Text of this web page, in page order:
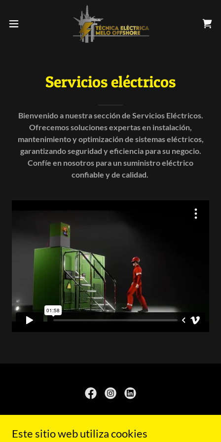
Servicios eléctricos
Bienvenido a nuestra sección de Servicios Eléctricos.
Ofrecemos soluciones expertas en instalación,
mantenimiento y optimización de sistemas eléctricos,
garantizando seguridad y eficiencia para su negocio.
Confíe en nosotros para un suministro eléctrico
confiable y de calidad.
Este sitio web utiliza cookies